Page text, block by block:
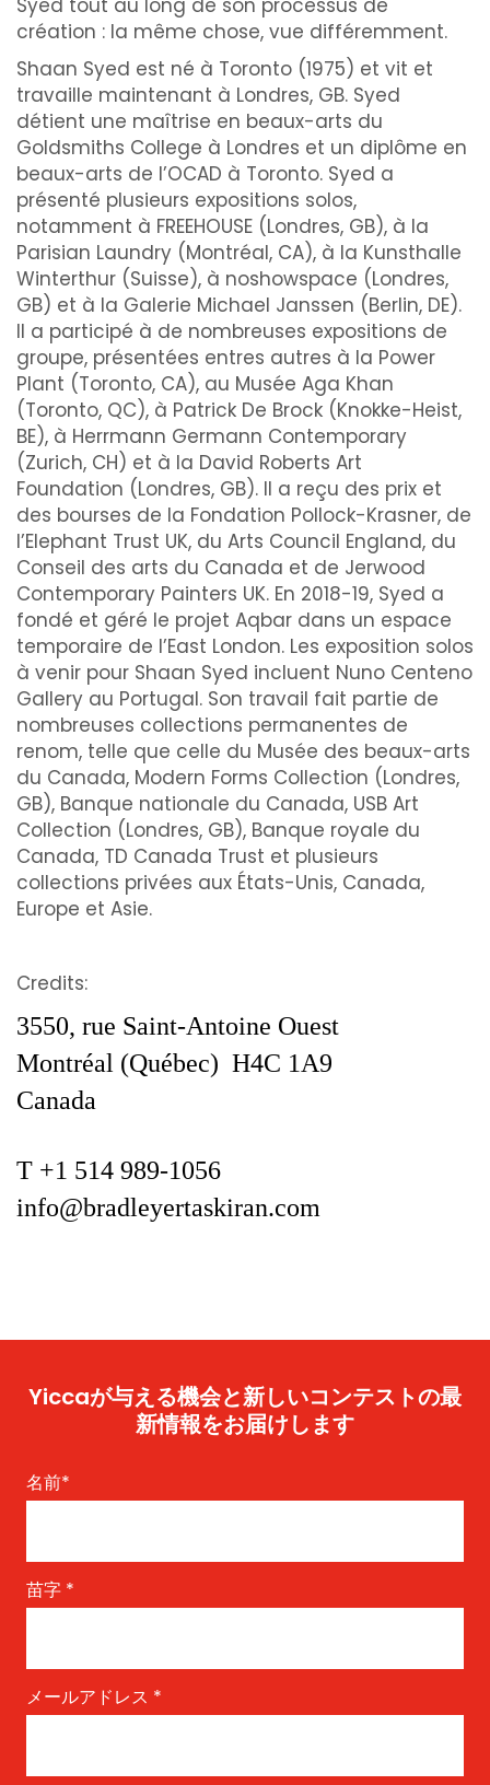
Syed tout au long de son processus de
création : la même chose, vue différemment.
Shaan Syed est né à Toronto (1975) et vit et
travaille maintenant à Londres, GB. Syed
détient une maîtrise en beaux-arts du
Goldsmiths College à Londres et un diplôme en
beaux-arts de l’OCAD à Toronto. Syed a
présenté plusieurs expositions solos,
notamment à FREEHOUSE (Londres, GB), à la
Parisian Laundry (Montréal, CA), à la Kunsthalle
Winterthur (Suisse), à noshowspace (Londres,
GB) et à la Galerie Michael Janssen (Berlin, DE).
Il a participé à de nombreuses expositions de
groupe, présentées entres autres à la Power
Plant (Toronto, CA), au Musée Aga Khan
(Toronto, QC), à Patrick De Brock (Knokke-Heist,
BE), à Herrmann Germann Contemporary
(Zurich, CH) et à la David Roberts Art
Foundation (Londres, GB). Il a reçu des prix et
des bourses de la Fondation Pollock-Krasner, de
l’Elephant Trust UK, du Arts Council England, du
Conseil des arts du Canada et de Jerwood
Contemporary Painters UK. En 2018-19, Syed a
fondé et géré le projet Aqbar dans un espace
temporaire de l’East London. Les exposition solos
à venir pour Shaan Syed incluent Nuno Centeno
Gallery au Portugal. Son travail fait partie de
nombreuses collections permanentes de
renom, telle que celle du Musée des beaux-arts
du Canada, Modern Forms Collection (Londres,
GB), Banque nationale du Canada, USB Art
Collection (Londres, GB), Banque royale du
Canada, TD Canada Trust et plusieurs
collections privées aux États-Unis, Canada,
Europe et Asie.
Credits:
3550, rue Saint-Antoine Ouest
Montréal (Québec) H4C 1A9
Canada
T +1 514 989-1056
info@bradleyertaskiran.com
Yiccaが与える機会と新しいコンテストの最
新情報をお届けします
名前*
苗字 *
メールアドレス *